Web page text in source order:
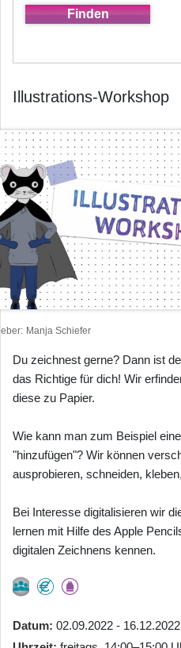
Illustrations-Workshop
Manja Schiefer
Du zeichnest gerne? Dann ist
das Richtige für dich! Wir
diese zu Papier.
Wie kann man zum Beispiel
"hinzufügen"? Wir können
ausprobieren, schneiden,
Bei Interesse digitalisieren wir
lernen mit Hilfe des Apple
digitalen Zeichnens kennen.
Datum 02.09.2022 - 16.12.2022